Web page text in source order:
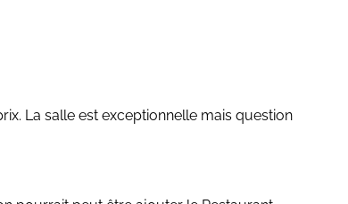
La salle est exceptionnelle mais question